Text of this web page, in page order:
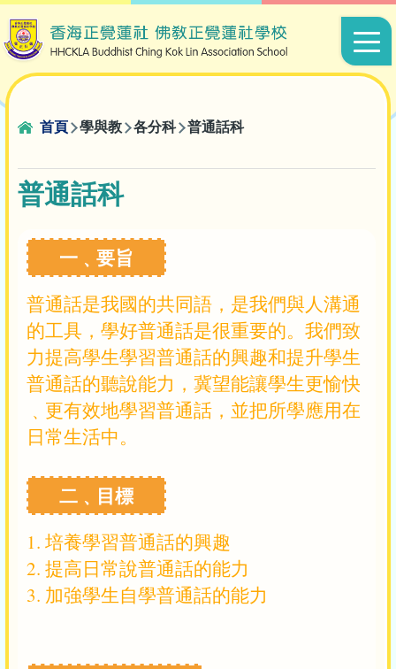
移至主內容
Main
導
連
結
首頁 學與教 各分科 普通話科
普通話科
一﹑要旨
普通話是我國的共同語，是我們與人溝通
的工具，學好普通話是很重要的。我們致
力提高學生學習普通話的興趣和提升學生
普通話的聽說能力，冀望能讓學生更愉快
﹑更有效地學習普通話，並把所學應用在
日常生活中。
二﹑目標
1. 培養學習普通話的興趣
2. 提高日常說普通話的能力
3. 加強學生自學普通話的能力